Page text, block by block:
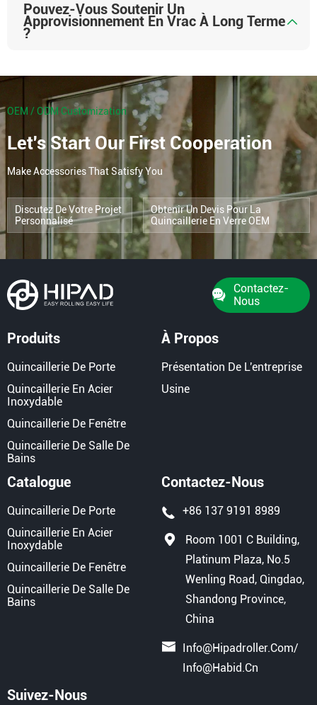
Pouvez-Vous Soutenir Un
Approvisionnement En Vrac À Long Terme
?
OEM / ODM Customization
Let's Start Our First Cooperation
Make Accessories That Satisfy You
Discutez De Votre Projet
Personnalisé
Obtenir Un Devis Pour La
Quincaillerie En Verre OEM
Contactez-
Nous
Produits
Quincaillerie De Porte
Quincaillerie En Acier
Inoxydable
Quincaillerie De Fenêtre
Quincaillerie De Salle De
Bains
À Propos
Présentation De L'entreprise
Usine
Catalogue
Quincaillerie De Porte
Quincaillerie En Acier
Inoxydable
Quincaillerie De Fenêtre
Quincaillerie De Salle De
Bains
Contactez-Nous
+86 137 9191 8989
Room 1001 C Building,
Platinum Plaza, No.5
Wenling Road, Qingdao,
Shandong Province,
China
Info@hipadroller.com/
Info@habid.cn
Suivez-Nous